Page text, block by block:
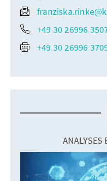
+49 30 26996
+49 30 26996
ANALYSES